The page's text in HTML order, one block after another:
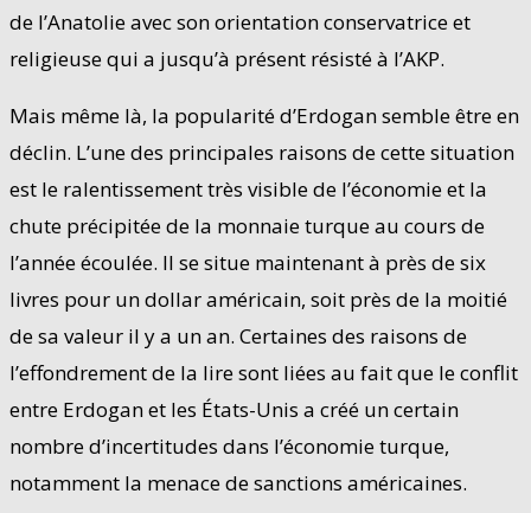
de l’Anatolie avec son orientation conservatrice et
religieuse qui a jusqu’à présent résisté à l’AKP.
Mais même là, la popularité d’Erdogan semble être en
déclin. L’une des principales raisons de cette situation
est le ralentissement très visible de l’économie et la
chute précipitée de la monnaie turque au cours de
l’année écoulée. Il se situe maintenant à près de six
livres pour un dollar américain, soit près de la moitié
de sa valeur il y a un an. Certaines des raisons de
l’effondrement de la lire sont liées au fait que le conflit
entre Erdogan et les États-Unis a créé un certain
nombre d’incertitudes dans l’économie turque,
notamment la menace de sanctions américaines.